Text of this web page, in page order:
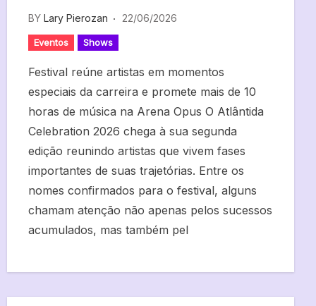
BY Lary Pierozan 22/06/2026
Eventos Shows
Festival reúne artistas em momentos
especiais da carreira e promete mais de 10
horas de música na Arena Opus O Atlântida
Celebration 2026 chega à sua segunda
edição reunindo artistas que vivem fases
importantes de suas trajetórias. Entre os
nomes confirmados para o festival, alguns
chamam atenção não apenas pelos sucessos
acumulados, mas também pel